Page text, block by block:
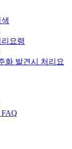
요령
화 발견시 처리요